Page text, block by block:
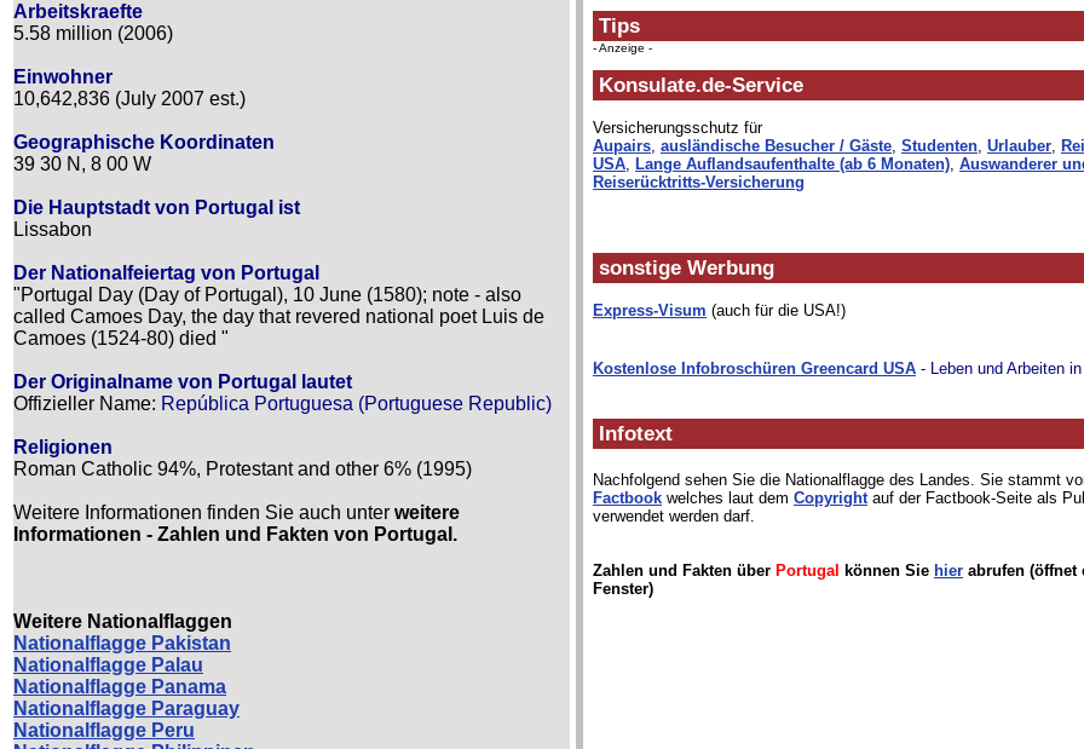
Arbeitskraefte
5.58 million (2006)
Einwohner
10,642,836 (July 2007 est.)
Geographische Koordinaten
39 30 N, 8 00 W
Die Hauptstadt von Portugal ist
Lissabon
Der Nationalfeiertag von Portugal
"Portugal Day (Day of Portugal), 10 June (1580); note - also
called Camoes Day, the day that revered national poet Luis de
Camoes (1524-80) died "
Der Originalname von Portugal lautet
Offizieller Name: República Portuguesa (Portuguese Republic)
Religionen
Roman Catholic 94%, Protestant and other 6% (1995)
Weitere Informationen finden Sie auch unter weitere
Informationen - Zahlen und Fakten von Portugal.
Weitere Nationalflaggen
Nationalflagge Pakistan
Nationalflagge Palau
Nationalflagge Panama
Nationalflagge Paraguay
Nationalflagge Peru
Tips
- Anzeige -
Konsulate.de-Service
Versicherungsschutz für
Aupairs, ausländische Besucher / Gäste, Studenten, Urlauber,
USA, Lange Auflandsaufenthalte (ab 6 Monaten), Auswanderer
Reiserücktritts-Versicherung
sonstige Werbung
Express-Visum (auch für die USA!)
Kostenlose Infobroschüren Greencard USA - Leben und Arbeiten
Infotext
Nachfolgend sehen Sie die Nationalflagge des Landes. Sie stammt
Factbook welches laut dem Copyrightauf der Factbook-Seite als
verwendet werden darf.
Zahlen und Fakten über Portugal können Sie hier abrufen (öffnet
Fenster)